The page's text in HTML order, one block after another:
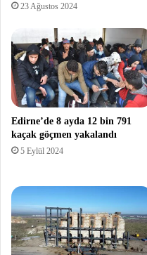
23 Ağustos 2024
Edirne’de 8 ayda 12 bin 791
kaçak göçmen yakalandı
5 Eylül 2024